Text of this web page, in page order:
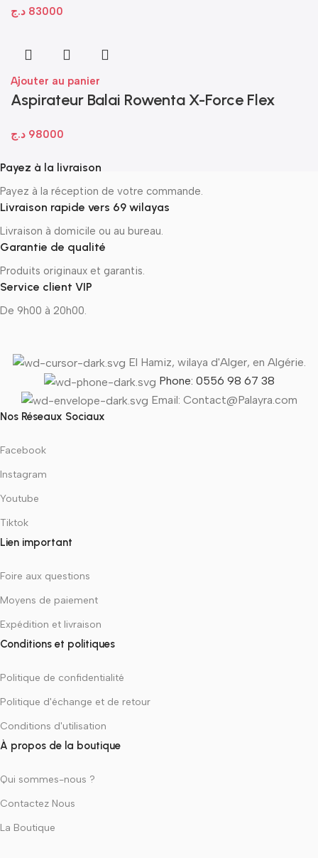
Flexibilité
83000 د.ج
Ajouter au panier
Aspirateur Balai Rowenta X-Force Flex
la maniabilité
98000 د.ج
Payez à la livraison
Payez à la réception de votre commande.
Livraison rapide vers 69 wilayas
Livraison à domicile ou au bureau.
Garantie de qualité
Produits originaux et garantis.
Service client VIP
De 9h00 à 20h00.
El Hamiz, wilaya d'Alger, en Algérie.
Phone: 0556 98 67 38
Email: Contact@Palayra.com
Nos Réseaux Sociaux
Facebook
Instagram
Youtube
Tiktok
Lien important
Foire aux questions
Moyens de paiement
Expédition et livraison
Conditions et politiques
Politique de confidentialité
Politique d'échange et de retour
Conditions d'utilisation
À propos de la boutique
Qui sommes-nous ?
Contactez Nous
La Boutique